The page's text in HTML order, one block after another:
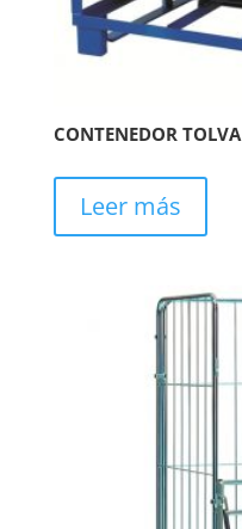
CONTENEDOR TOLVA
Leer más